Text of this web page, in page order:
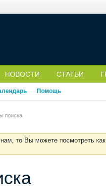
НОВОСТИ СТАТЬИ
Помощь
поиска
то Вы можете посмотреть